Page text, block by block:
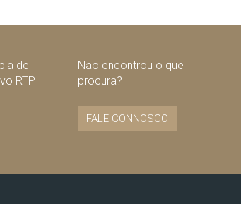
de
RTP
Não encontrou o que
procura?
FALE CONNOSCO